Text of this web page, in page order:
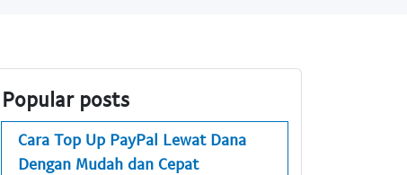
Popular posts
Cara Top Up PayPal Lewat Dana
Dengan Mudah dan Cepat